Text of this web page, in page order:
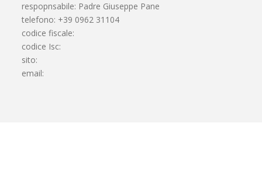
respopnsabile: Padre Giuseppe Pane
telefono: +39 0962 31104
codice fiscale:
codice Isc:
sito:
email: